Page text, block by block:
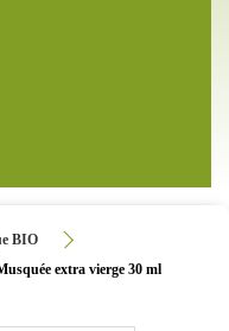
BIO
extra vierge 30 ml